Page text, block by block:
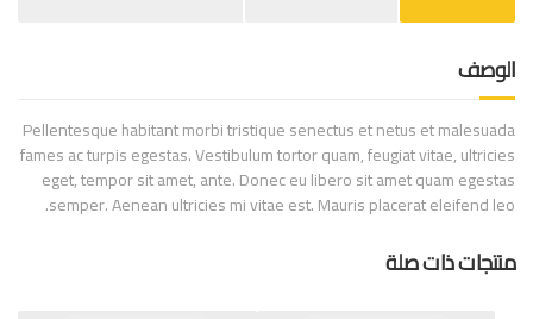
الوصف
Pellentesque habitant morbi tristique senectus et netus et malesuada
fames ac turpis egestas. Vestibulum tortor quam, feugiat vitae, ultricies
eget, tempor sit amet, ante. Donec eu libero sit amet quam egestas
semper. Aenean ultricies mi vitae est. Mauris placerat eleifend leo.
منتجات ذات صلة